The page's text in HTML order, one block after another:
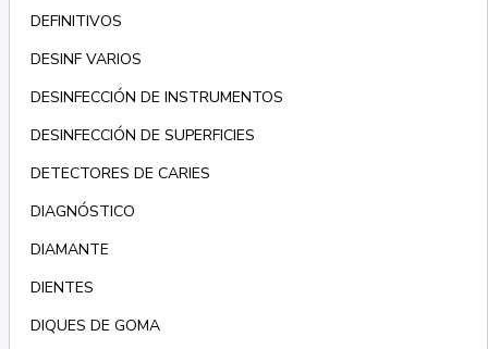
DEFINITIVOS
DESINF VARIOS
DESINFECCIÓN DE INSTRUMENTOS
DESINFECCIÓN DE SUPERFICIES
DETECTORES DE CARIES
DIAGNÓSTICO
DIAMANTE
DIENTES
DIQUES DE GOMA